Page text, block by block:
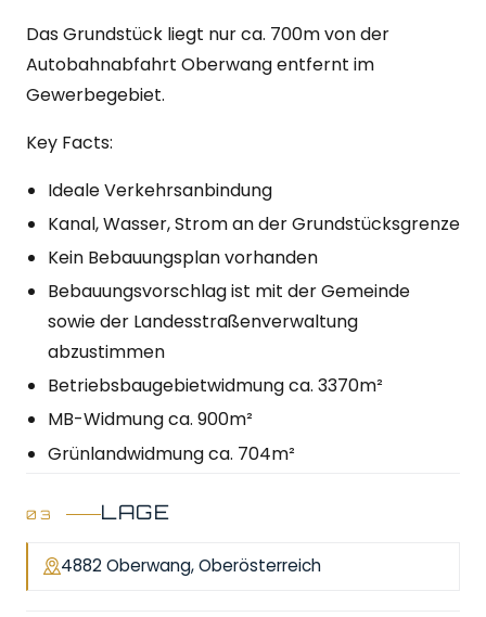
Das Grundstück liegt nur ca. 700m von der
Autobahnabfahrt Oberwang entfernt im
Gewerbegebiet.
Key Facts:
Ideale Verkehrsanbindung
Kanal, Wasser, Strom an der Grundstücksgrenze
Kein Bebauungsplan vorhanden
Bebauungsvorschlag ist mit der Gemeinde
sowie der Landesstraßenverwaltung
abzustimmen
Betriebsbaugebietwidmung ca. 3370m²
MB-Widmung ca. 900m²
Grünlandwidmung ca. 704m²
LAGE
4882 Oberwang, Oberösterreich